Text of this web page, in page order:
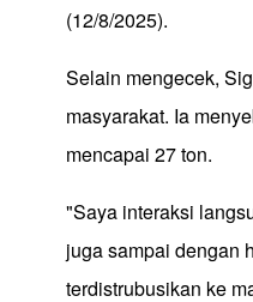
(12/8/2025).
Selain mengecek,
masyarakat. Ia
mencapai 27 ton.
"Saya interaksi
juga sampai dengan
terdistrubusikan ke